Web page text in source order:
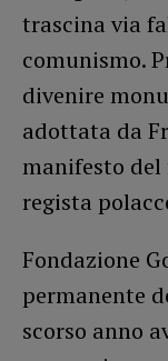
trascina via
comunismo.
divenire
adottata da
manifesto
regista
Fondazione
permanente
scorso anno